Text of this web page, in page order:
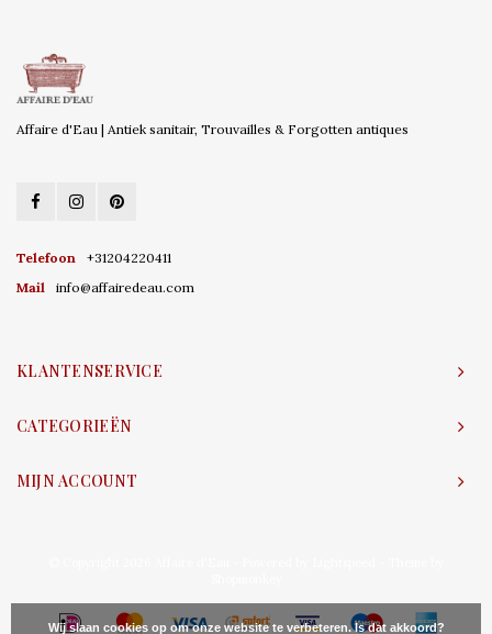
Affaire d'Eau | Antiek sanitair, Trouvailles & Forgotten antiques
Telefoon
+31204220411
Mail
info@affairedeau.com
KLANTENSERVICE
CATEGORIEËN
MIJN ACCOUNT
Wij slaan cookies op om onze website te verbeteren. Is dat akkoord?